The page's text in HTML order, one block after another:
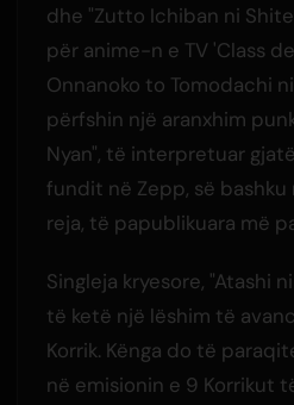
dhe "Zutto Ichiban ni
për anime-n e TV 'Class
Onnanoko to Tomodachi
përfshin një aranxhim
Nyan", të interpretuar
fundit në Zepp, së bashku
reja, të papublikuara më
Singleja kryesore, "Atashi
të ketë një lëshim të
Korrik. Kënga do të
në emisionin e 9 Korrikut